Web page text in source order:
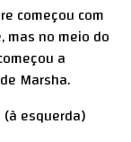
começou com
mas no meio do
a
Marsha.